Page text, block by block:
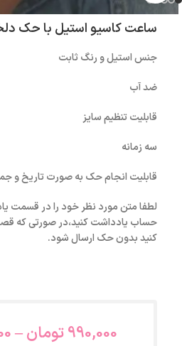
ساعت کاسیو استیل با حک
جنس استیل و رنگ ثابت
ضد آب
قابلیت تنظیم سایز
سه زمانه
قابلیت انجام حک به صورت تاریخ و
لطفا متن مورد نظر خود را در قسمت
حساب یادداشت کنید،در صورتی که
کنید بدون حک ارسال شود.
990,000تومان–